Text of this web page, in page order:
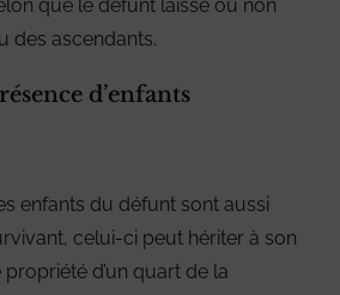
que le défunt laisse ou non
des ascendants.
d’enfants
enfants du défunt sont aussi
celui-ci peut hériter à son
d’un quart de la